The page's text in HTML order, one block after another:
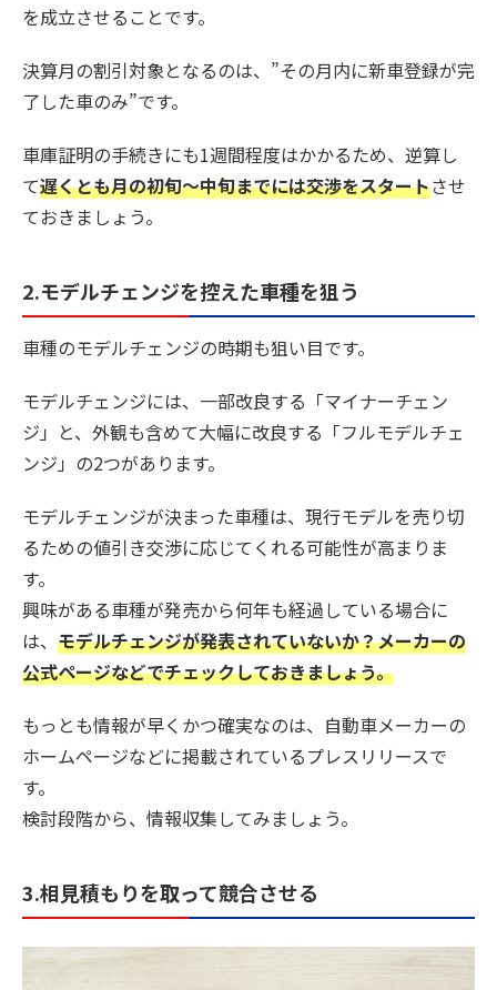
を成立させることです。
決算月の割引対象となるのは、”その月内に新車登録が完
了した車のみ”です。
車庫証明の手続きにも1週間程度はかかるため、逆算し
て遅くとも月の初旬〜中旬までには交渉をスタートさせ
ておきましょう。
2.モデルチェンジを控えた車種を狙う
車種のモデルチェンジの時期も狙い目です。
モデルチェンジには、一部改良する「マイナーチェン
ジ」と、外観も含めて大幅に改良する「フルモデルチェ
ンジ」の2つがあります。
モデルチェンジが決まった車種は、現行モデルを売り切
るための値引き交渉に応じてくれる可能性が高まりま
す。
興味がある車種が発売から何年も経過している場合に
は、 モデルチェンジが発表されていないか？メーカーの
公式ページなどでチェックしておきましょう。
もっとも情報が早くかつ確実なのは、自動車メーカーの
ホームページなどに掲載されているプレスリリースで
す。
検討段階から、情報収集してみましょう。
3.相見積もりを取って競合させる